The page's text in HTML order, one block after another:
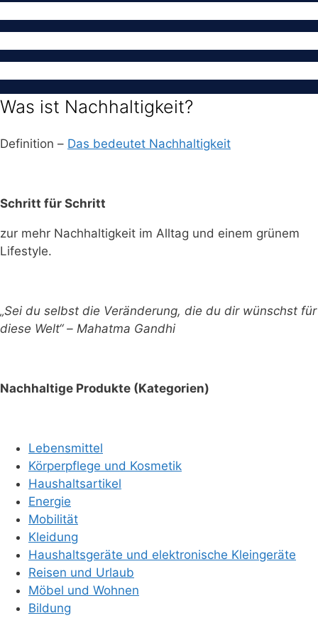
Was ist Nachhaltigkeit?
Definition – Das bedeutet Nachhaltigkeit
Schritt für Schritt
zur mehr Nachhaltigkeit im Alltag und einem grünem
Lifestyle.
„Sei du selbst die Veränderung, die du dir wünschst für
diese Welt“ – Mahatma Gandhi
Nachhaltige Produkte (Kategorien)
Lebensmittel
Körperpflege und Kosmetik
Haushaltsartikel
Energie
Mobilität
Kleidung
Haushaltsgeräte und elektronische Kleingeräte
Reisen und Urlaub
Möbel und Wohnen
Bildung